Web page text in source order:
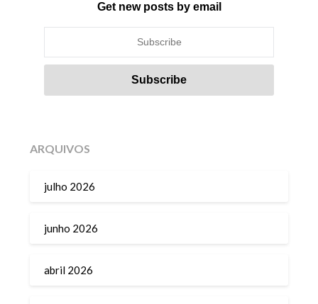
Get new posts by email
ARQUIVOS
julho 2026
junho 2026
abril 2026